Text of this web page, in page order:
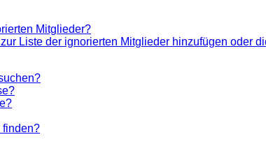
Mitglieder?
Liste der ignorierten Mitglieder hinzufügen oder
finden?